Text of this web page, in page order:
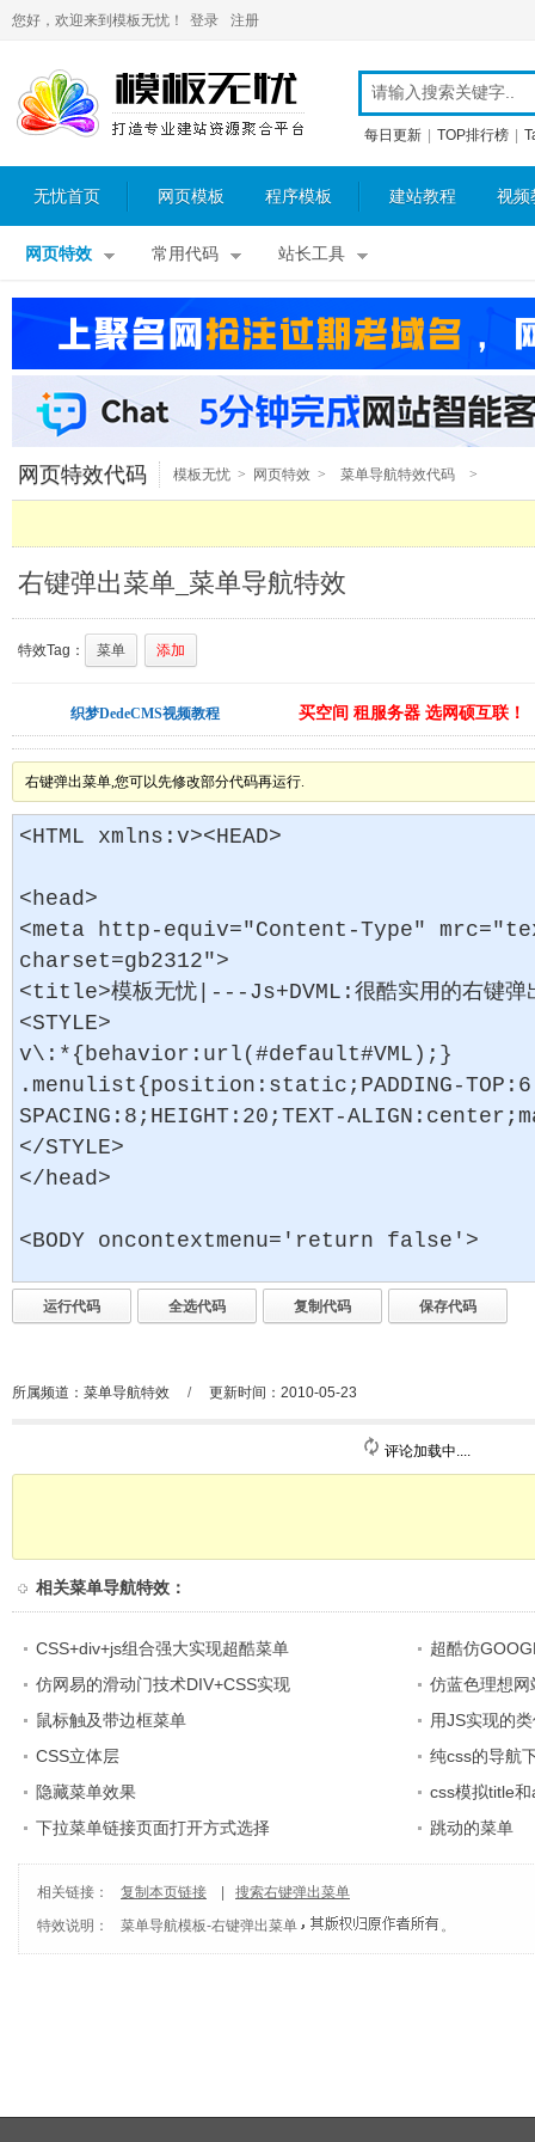
您好，欢迎来到模板无忧！ 登录 注册
每日更新 TOP排行榜
无忧首页 网页模板 程序模板 建站教程 视频
网页特效 常用代码 站长工具
网页特效代码 模板无忧 > 网页特效 > 菜单导航特效代码 >
右键弹出菜单_菜单导航特效
特效Tag： 菜单 添加
织梦DedeCMS视频教程 买空间 租服务器 选网硕互联！
右键弹出菜单,您可以先修改部分代码再运行.
所属频道： 菜单导航特效 / 更新时间：2010-05-23
评论加载中....
相关菜单导航特效 ：
CSS+div+js组合强大实现超酷菜单
超酷仿
仿网易的滑动门技术DIV+CSS实现
仿蓝色理想
鼠标触及带边框菜单
用JS实现的
CSS立体层
纯css的导航
隐藏菜单效果
css模拟title
下拉菜单链接页面打开方式选择
跳动的菜单
相关链接： 复制本页链接
搜索右键弹出菜单
特效说明：
菜单导航模板-右键弹出菜单 。